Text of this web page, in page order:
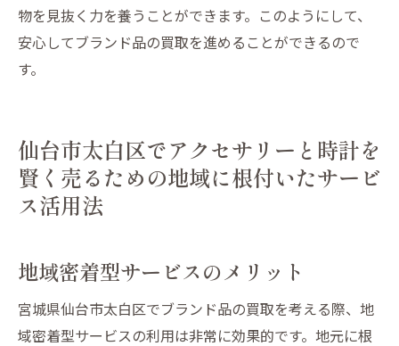
物を見抜く力を養うことができます。このようにして、
安心してブランド品の買取を進めることができるので
す。
仙台市太白区でアクセサリーと時計を
賢く売るための地域に根付いたサービ
ス活用法
地域密着型サービスのメリット
宮城県仙台市太白区でブランド品の買取を考える際、地
域密着型サービスの利用は非常に効果的です。地元に根